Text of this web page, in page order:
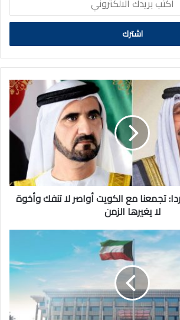
تجمعنا مع الكويت أواصر لا تنفك وأخوة
لا يغيرها الزمن